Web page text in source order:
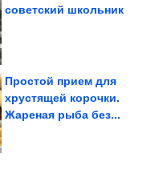
советский школьник
Милая вещица из
проволоки и
капронового шнура
Простой прием для
хрустящей корочки.
Жареная рыба без...